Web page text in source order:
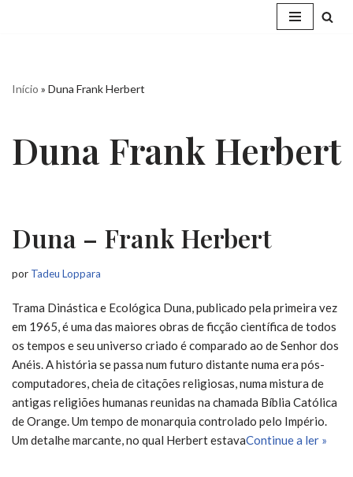
Início » Duna Frank Herbert
Duna Frank Herbert
Duna – Frank Herbert
por Tadeu Loppara
Trama Dinástica e Ecológica Duna, publicado pela primeira vez
em 1965, é uma das maiores obras de ficção científica de todos
os tempos e seu universo criado é comparado ao de Senhor dos
Anéis. A história se passa num futuro distante numa era pós-
computadores, cheia de citações religiosas, numa mistura de
antigas religiões humanas reunidas na chamada Bíblia Católica
de Orange. Um tempo de monarquia controlado pelo Império.
Um detalhe marcante, no qual Herbert estavaContinue a ler »